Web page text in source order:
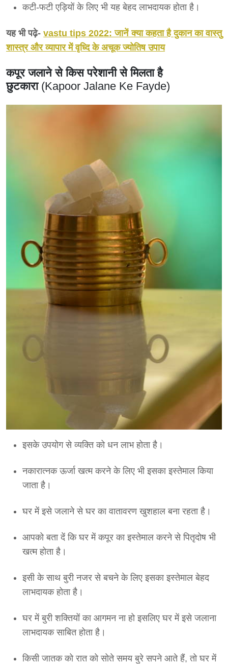
कटी-फटी एड़ियों के लिए भी यह बेहद लाभदायक होता है।
यह भी पढ़े-vastu tips 2022: जानें क्या कहता है दुकान का वास्तु
शास्त्र और व्यापार में वृध्दि के अचूक ज्योतिष उपाय
कपूर जलाने से किस परेशानी से मिलता है
छुटकारा (Kapoor Jalane Ke Fayde)
इसके उपयोग से व्यक्ति को धन लाभ होता है।
नकारात्नक ऊर्जा खत्म करने के लिए भी इसका इस्तेमाल किया
जाता है।
घर में इसे जलाने से घर का वातावरण खुशहाल बना रहता है।
आपको बता दें कि घर में कपूर का इस्तेमाल करने से पितृदोष भी
खत्म होता है।
इसी के साथ बुरी नजर से बचने के लिए इसका इस्तेमाल बेहद
लाभदायक होता है।
घर में बुरी शक्तियों का आगमन ना हो इसलिए घर में इसे जलाना
लाभदायक साबित होता है।
किसी जातक को रात को सोते समय बुरे सपने आते हैं, तो घर में